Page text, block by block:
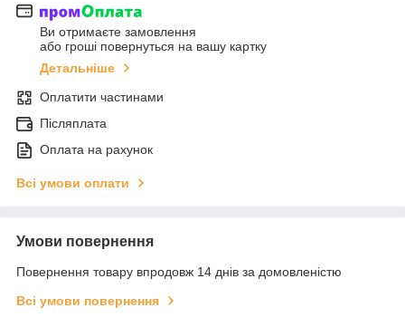
Ви отримаєте замовлення
або гроші повернуться на вашу картку
Детальніше
Оплатити частинами
Післяплата
Оплата на рахунок
Всі умови оплати
Умови повернення
Повернення товару впродовж 14 днів за домовленістю
Всі умови повернення